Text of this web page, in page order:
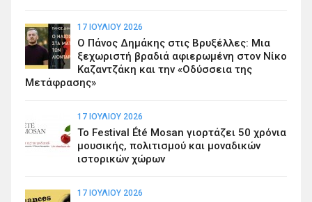
17 ΙΟΥΛΊΟΥ 2026
Ο Πάνος Δημάκης στις Βρυξέλλες: Μια
ξεχωριστή βραδιά αφιερωμένη στον Νίκο
Καζαντζάκη και την «Οδύσσεια της
Μετάφρασης»
17 ΙΟΥΛΊΟΥ 2026
Το Festival Été Mosan γιορτάζει 50 χρόνια
μουσικής, πολιτισμού και μοναδικών
ιστορικών χώρων
17 ΙΟΥΛΊΟΥ 2026